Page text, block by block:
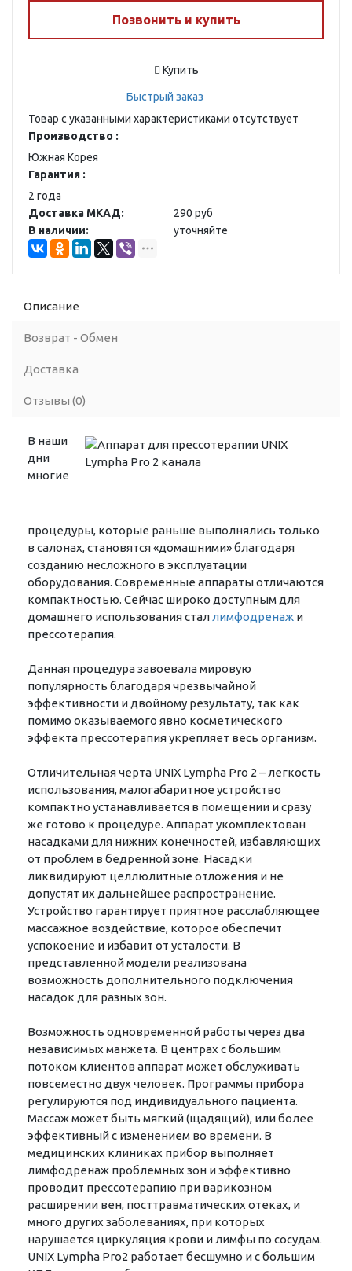
Позвонить и купить
Купить
Быстрый заказ
Товар с указанными характеристиками отсутствует
Производство :
Южная Корея
Гарантия :
2 года
Доставка МКАД:
290 руб
В наличии:
уточняйте
Описание
Возврат - Обмен
Доставка
Отзывы (0)
В наши
дни
многие
процедуры, которые раньше выполнялись только
в салонах, становятся «домашними» благодаря
созданию несложного в эксплуатации
оборудования. Современные аппараты отличаются
компактностью. Сейчас широко доступным для
домашнего использования стал лимфодренаж и
прессотерапия.
Данная процедура завоевала мировую
популярность благодаря чрезвычайной
эффективности и двойному результату, так как
помимо оказываемого явно косметического
эффекта прессотерапия укрепляет весь организм.
Отличительная черта UNIX Lympha Pro 2 – легкость
использования, малогабаритное устройство
компактно устанавливается в помещении и сразу
же готово к процедуре. Аппарат укомплектован
насадками для нижних конечностей, избавляющих
от проблем в бедренной зоне. Насадки
ликвидируют целлюлитные отложения и не
допустят их дальнейшее распространение.
Устройство гарантирует приятное расслабляющее
массажное воздействие, которое обеспечит
успокоение и избавит от усталости. В
представленной модели реализована
возможность дополнительного подключения
насадок для разных зон.
Возможность одновременной работы через два
независимых манжета. В центрах с большим
потоком клиентов аппарат может обслуживать
повсеместно двух человек. Программы прибора
регулируются под индивидуального пациента.
Массаж может быть мягкий (щадящий), или более
эффективный с изменением во времени. В
медицинских клиниках прибор выполняет
лимфодренаж проблемных зон и эффективно
проводит прессотерапию при варикозном
расширении вен, посттравматических отеках, и
много других заболеваниях, при которых
нарушается циркуляция крови и лимфы по сосудам.
UNIX Lympha Pro2 работает бесшумно и с большим